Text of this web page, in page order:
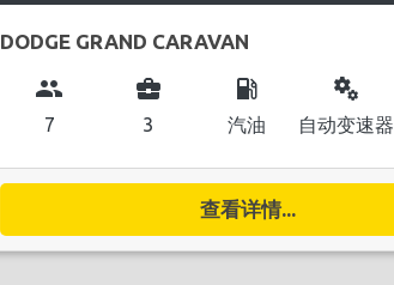
DODGE GRAND CARAVAN
group
7
business_center
3
local_gas_station
汽油
miscellaneous_services
自动变速器
查看详情...